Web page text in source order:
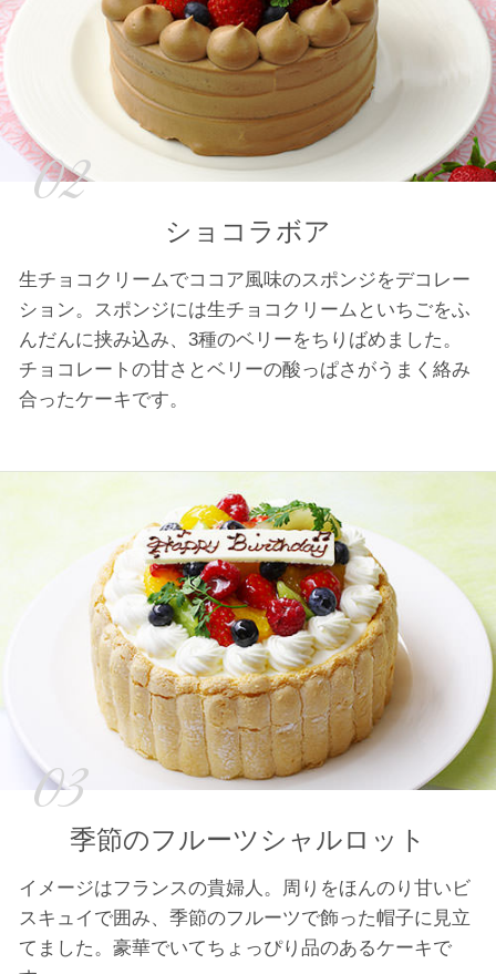
02
ショコラボア
生チョコクリームでココア風味のスポンジをデコレー
ション。スポンジには生チョコクリームといちごをふ
んだんに挟み込み、3種のベリーをちりばめました。
チョコレートの甘さとベリーの酸っぱさがうまく絡み
合ったケーキです。
03
季節のフルーツシャルロット
イメージはフランスの貴婦人。周りをほんのり甘いビ
スキュイで囲み、季節のフルーツで飾った帽子に見立
てました。豪華でいてちょっぴり品のあるケーキで